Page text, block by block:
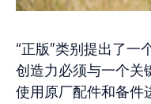
“正版”类别提出了一
创造力必须与一个关
使用原厂配件和备件